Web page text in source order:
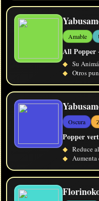
Amable
All Popper
◆ Su
◆ Otros
Oscura
Popper
◆ Reduce
◆ Aumenta